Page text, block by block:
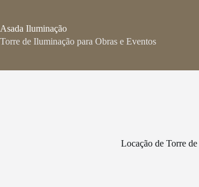
o
conteúdo
Asada Iluminação
Torre de Iluminação para Obras e Eventos
Locação de Torre